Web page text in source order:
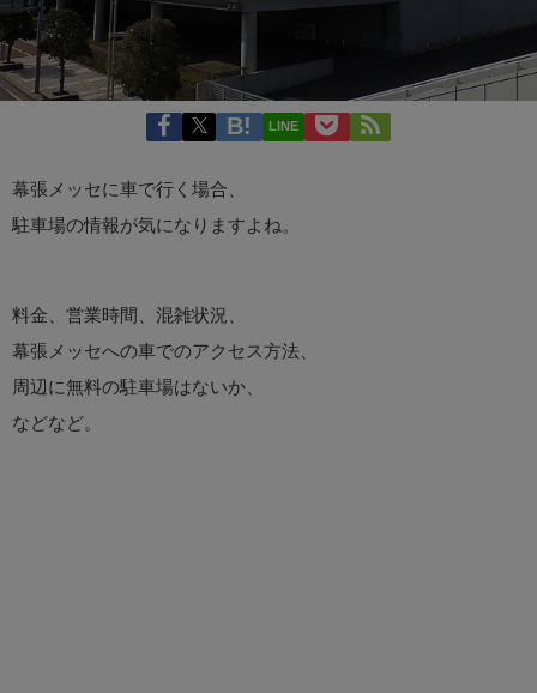
LINE
幕張メッセに車で行く場合、
駐車場の情報が気になりますよね。
料金、営業時間、混雑状況、
幕張メッセへの車でのアクセス方法、
周辺に無料の駐車場はないか、
などなど。